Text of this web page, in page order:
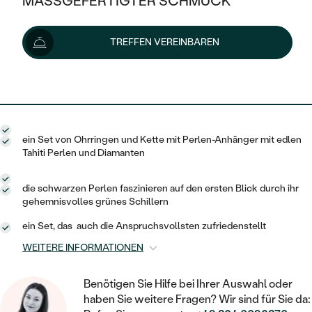
KLASSISCH
V-FORM
VINTAGE
GEHÄMMERTE
VON HAND GRAVIERTE
MIT MEHREREN DIAMANTEN
HALO
IM SET
AUSSERGEWÖHNLICH
GESTALTE EINEN RING
DIAMANTEN ZUM EINFASSEN
AUSVERKAUF
WENN SCHMUCK HILFT
NACH TYP
OHRRINGE
ANHÄNGER / KETTEN
ARMBÄNDER
HERRENSCHMUCK
PLATIN
CREOLEN
MINIMALISTISCHE
OHRHÄNGER
SOLITÄR
HERZ
GOLD
SILBER
NACH STYL
ZUR GEBURT EINES KINDES
PERSONALISIERT
MINIMALISTISCH
AUSVERKAUF
GOLD
SILBER
MEMOIRE
MINIMALISTISCHE
TREFFEN VEREINBAREN
1 044 €1 100 € -6 %
Lieferoptionen
ein Set von Ohrringen und Kette mit Perlen-Anhänger mit edlen
Tahiti Perlen und Diamanten
die schwarzen Perlen faszinieren auf den ersten Blick durch ihr
gehemnisvolles grünes Schillern
ein Set, das auch die Anspruchsvollsten zufriedenstellt
WEITERE INFORMATIONEN
Benötigen Sie Hilfe bei Ihrer Auswahl oder
haben Sie weitere Fragen? Wir sind für Sie da: